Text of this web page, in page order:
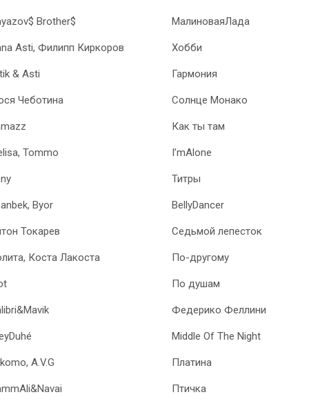
Brother$ МалиноваяЛада
Asti, Филипп Киркоров Хобби
& Asti Гармония
Чеботина Солнце Монако
Как ты там
Tommo I’mAlone
Титры
Byor BellyDancer
Токарев Седьмой лепесток
Коста Лакоста По-другому
По душам
Федерико Феллини
Middle Of The Night
A.V.G Платина
Птичка